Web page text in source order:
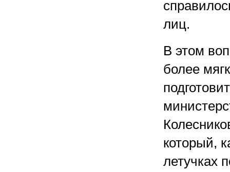
лиц.
В этом
более
который,
летучках